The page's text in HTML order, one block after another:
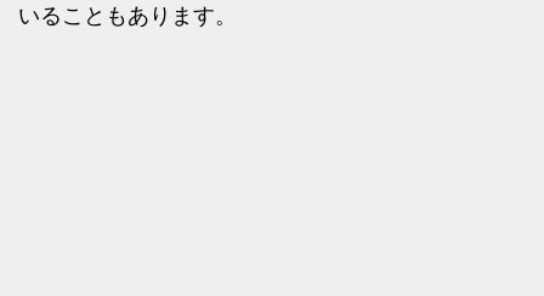
いることもあります。